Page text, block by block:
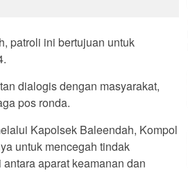
patroli ini bertujuan untuk
dialogis dengan masyarakat,
pos ronda.
Kapolsek Baleendah, Kompol
untuk mencegah tindak
aparat keamanan dan